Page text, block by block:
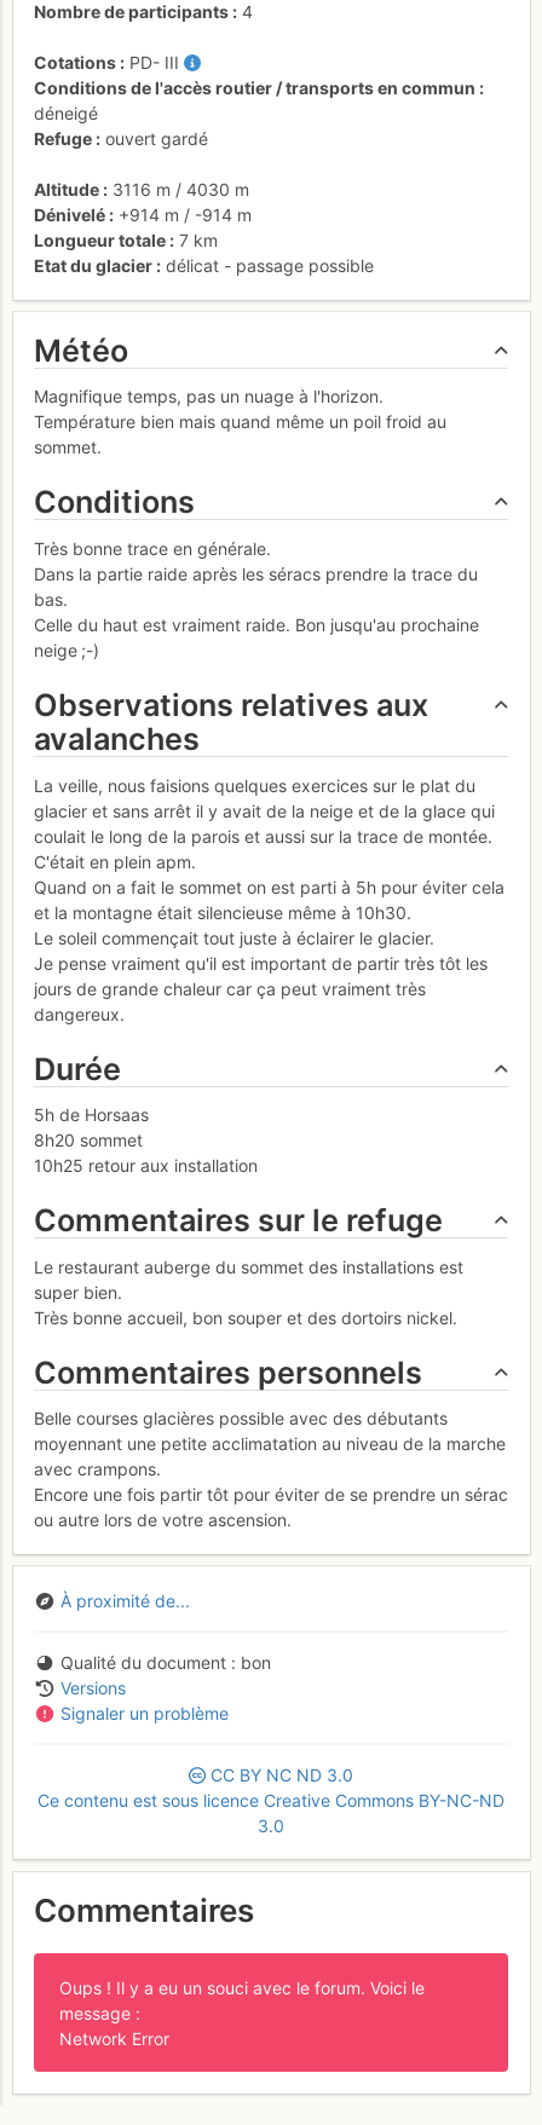
Nombre de participants
4
Cotations PD- III
Conditions de l'accès routier / transports en commun
déneigé
Refuge
ouvert gardé
Altitude 3116 m / 4030 m
Dénivelé
+914 m / -914 m
Longueur totale
7 km
Etat du glacier
délicat - passage possible
Météo
Magnifique temps, pas un nuage à l'horizon.
Température bien mais quand même un poil froid au
sommet.
Conditions
Très bonne trace en générale.
Dans la partie raide après les séracs prendre la trace du
bas.
Celle du haut est vraiment raide. Bon jusqu'au prochaine
neige ;-)
Observations relatives aux
avalanches
La veille, nous faisions quelques exercices sur le plat du
glacier et sans arrêt il y avait de la neige et de la glace qui
coulait le long de la parois et aussi sur la trace de montée.
C'était en plein apm.
Quand on a fait le sommet on est parti à 5h pour éviter cela
et la montagne était silencieuse même à 10h30.
Le soleil commençait tout juste à éclairer le glacier.
Je pense vraiment qu'il est important de partir très tôt les
jours de grande chaleur car ça peut vraiment très
dangereux.
Durée
5h de Horsaas
8h20 sommet
10h25 retour aux installation
Commentaires sur le refuge
Le restaurant auberge du sommet des installations est
super bien.
Très bonne accueil, bon souper et des dortoirs nickel.
Commentaires personnels
Belle courses glacières possible avec des débutants
moyennant une petite acclimatation au niveau de la marche
avec crampons.
Encore une fois partir tôt pour éviter de se prendre un sérac
ou autre lors de votre ascension.
À proximité de...
Qualité du document
bon
Versions
Signaler un problème
CC BY NC ND 3.0
Ce contenu est sous licence Creative Commons BY-NC-ND
3.0
Commentaires
Oups ! Il y a eu un souci avec le forum. Voici le
message :
Network Error